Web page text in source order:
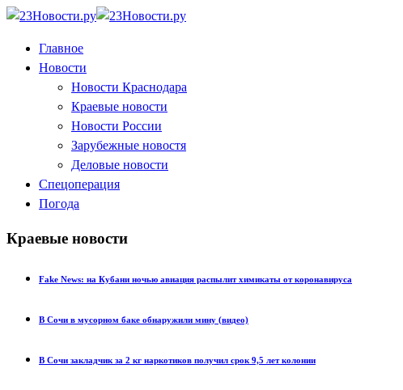
Главное
Новости
Новости Краснодара
Краевые новости
Новости России
Зарубежные новостя
Деловые новости
Спецоперация
Погода
Краевые новости
Fake News: на Кубани ночью авиация распылит химикаты от коронавируса
В Сочи в мусорном баке обнаружили мину (видео)
В Сочи закладчик за 2 кг наркотиков получил срок 9,5 лет колонии